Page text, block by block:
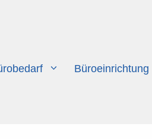
Büroeinrichtung